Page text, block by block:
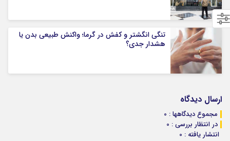
تنگی انگشتر و کفش در گرما؛ واکنش طبیعی بدن یا
هشدار جدی؟
ارسال دیدگاه
مجموع دیدگاهها : 0
در انتظار بررسی : 0
انتشار یافته : 0